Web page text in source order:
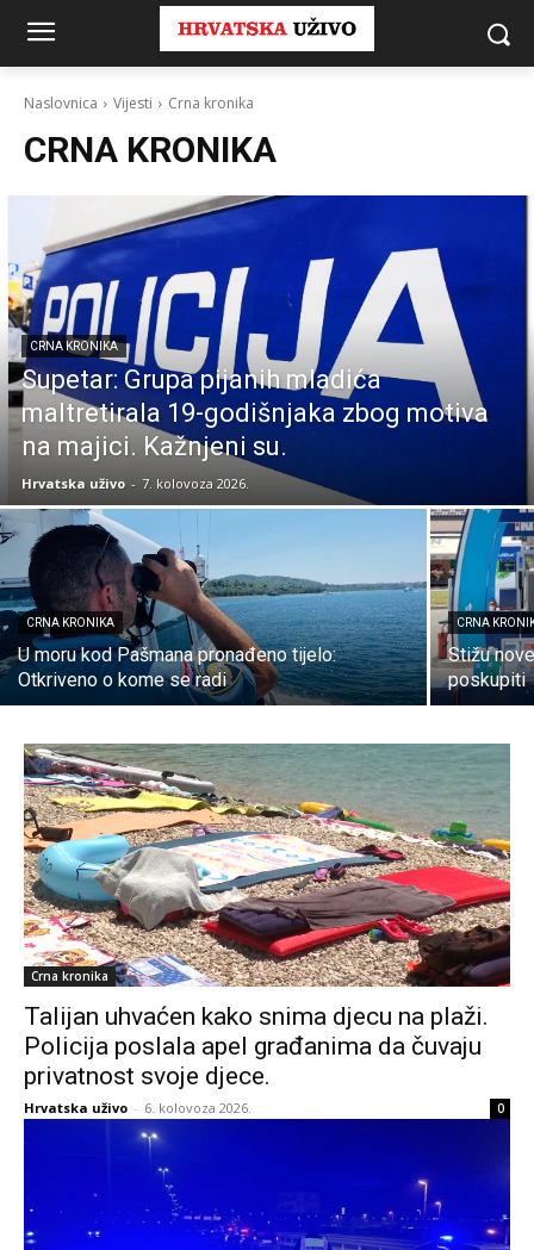
Naslovnica Vijesti Crna kronika
CRNA KRONIKA
CRNA KRONIKA
Supetar: Grupa pijanih mladića
maltretirala 19-godišnjaka zbog motiva
na majici. Kažnjeni su.
Hrvatska uživo - 7. kolovoza 2026.
CRNA KRONIKA
U moru kod Pašmana pronađeno tijelo:
Otkriveno o kome se radi
CRNA
Stižu
poskupiti
Crna kronika
Talijan uhvaćen kako snima djecu na plaži.
Policija poslala apel građanima da čuvaju
privatnost svoje djece.
Hrvatska uživo - 6. kolovoza 2026. 0